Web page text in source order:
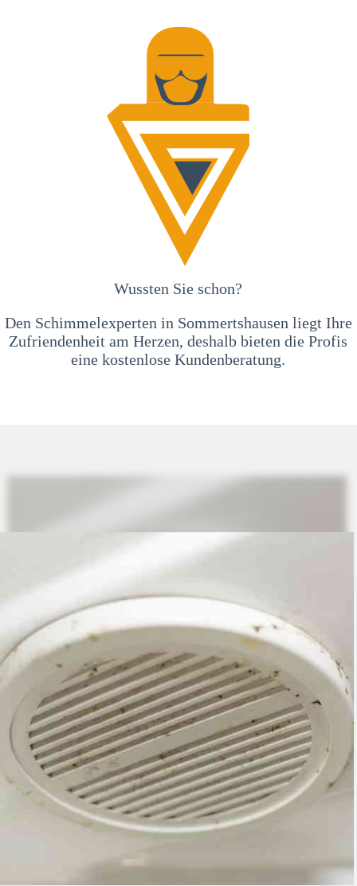
Wussten Sie schon?
Den Schimmelexperten in Sommertshausen liegt Ihre
Zufriendenheit am Herzen, deshalb bieten die Profis
eine kostenlose Kundenberatung.